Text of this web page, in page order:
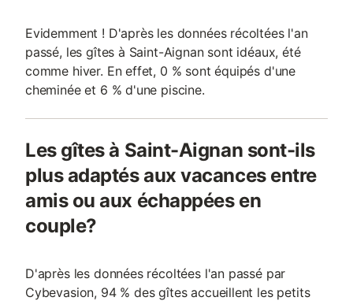
Evidemment ! D'après les données récoltées l'an
passé, les gîtes à Saint-Aignan sont idéaux, été
comme hiver. En effet, 0 % sont équipés d'une
cheminée et 6 % d'une piscine.
Les gîtes à Saint-Aignan sont-ils
plus adaptés aux vacances entre
amis ou aux échappées en
couple?
D'après les données récoltées l'an passé par
Cybevasion, 94 % des gîtes accueillent les petits